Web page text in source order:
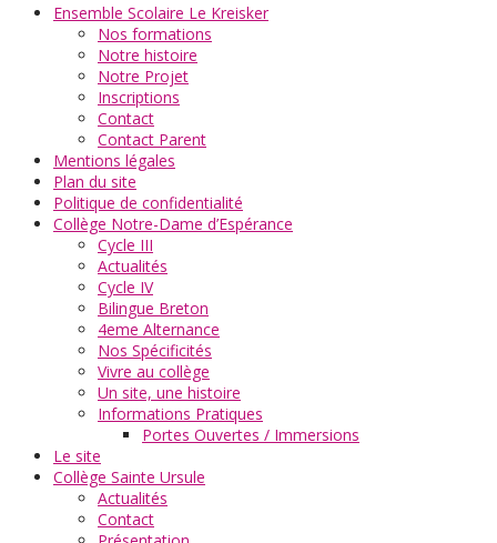
Ensemble Scolaire Le Kreisker
Nos formations
Notre histoire
Notre Projet
Inscriptions
Contact
Contact Parent
Mentions légales
Plan du site
Politique de confidentialité
Collège Notre-Dame d’Espérance
Cycle III
Actualités
Cycle IV
Bilingue Breton
4eme Alternance
Nos Spécificités
Vivre au collège
Un site, une histoire
Informations Pratiques
Portes Ouvertes / Immersions
Le site
Collège Sainte Ursule
Actualités
Contact